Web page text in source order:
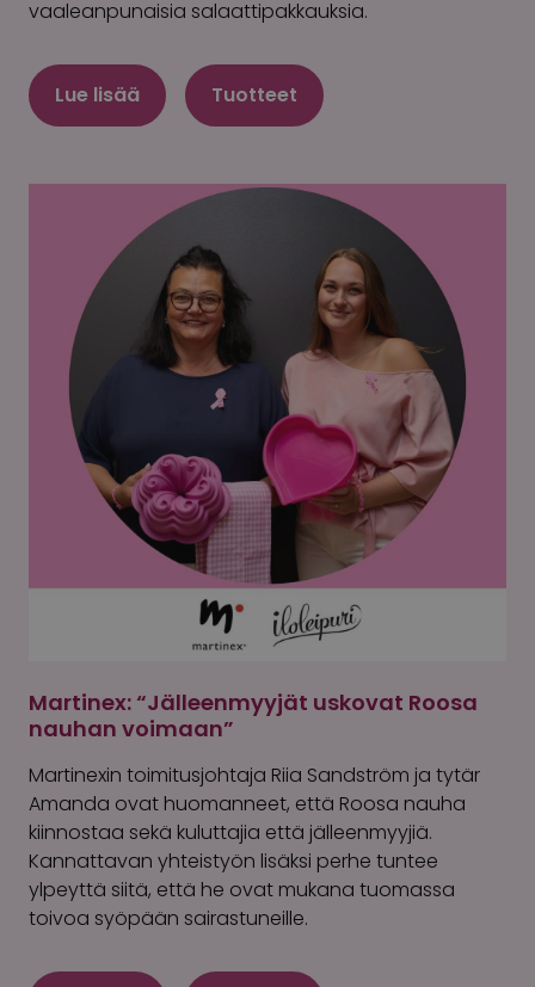
vaaleanpunaisia salaattipakkauksia.
Lue lisää Tuotteet
Martinex: “Jälleenmyyjät uskovat Roosa
nauhan voimaan”
Martinexin toimitusjohtaja Riia Sandström ja tytär
Amanda ovat huomanneet, että Roosa nauha
kiinnostaa sekä kuluttajia että jälleenmyyjiä.
Kannattavan yhteistyön lisäksi perhe tuntee
ylpeyttä siitä, että he ovat mukana tuomassa
toivoa syöpään sairastuneille.